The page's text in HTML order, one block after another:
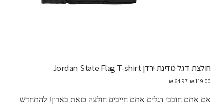
חולצת דגל מדינת ירדן Jordan State Flag T-shirt
מחיר
מחיר
‏64.97 ‏₪
אם אתם חובבי דגלים אתם חייבים חולצה כזאת בארון! להתחדש